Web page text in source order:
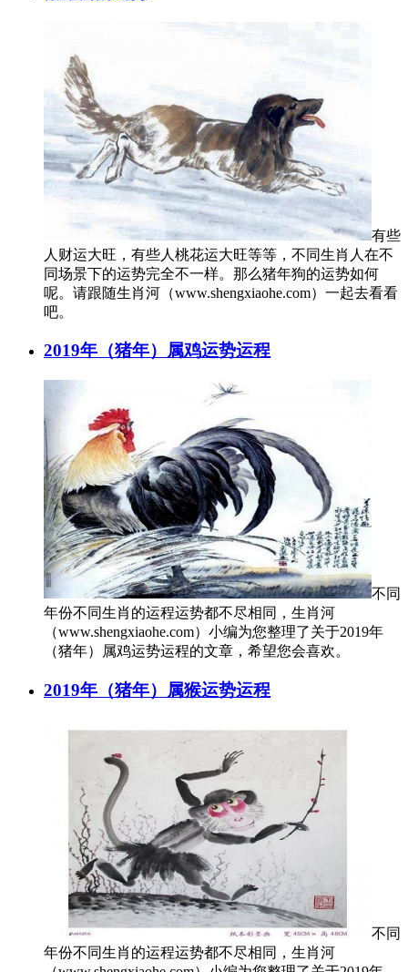
有些
人财运大旺，有些人桃花运大旺等等，不同生肖人在不
同场景下的运势完全不一样。那么猪年狗的运势如何
呢。请跟随生肖河（www.shengxiaohe.com）一起去看看
吧。
2019年（猪年）属鸡运势运程
不同
年份不同生肖的运程运势都不尽相同，生肖河
（www.shengxiaohe.com）小编为您整理了关于2019年
（猪年）属鸡运势运程的文章，希望您会喜欢。
2019年（猪年）属猴运势运程
不同
年份不同生肖的运程运势都不尽相同，生肖河